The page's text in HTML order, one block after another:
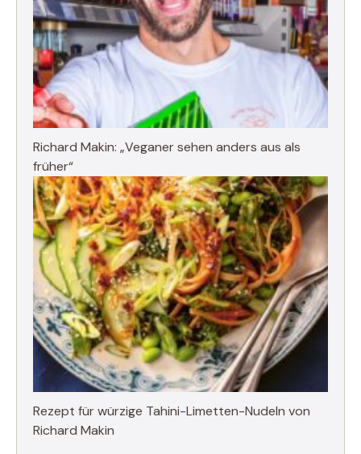
Richard Makin: „Veganer sehen anders aus als
früher“
Rezept für würzige Tahini-Limetten-Nudeln von
Richard Makin